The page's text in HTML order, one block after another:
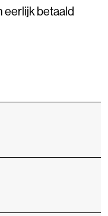
eerlijk betaald